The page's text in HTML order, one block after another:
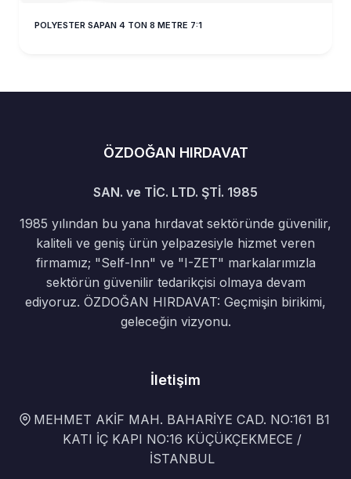
POLYESTER SAPAN 4 TON 8 METRE 7:1
ÖZDOĞAN HIRDAVAT
SAN. ve TİC. LTD. ŞTİ. 1985
1985 yılından bu yana hırdavat sektöründe güvenilir,
kaliteli ve geniş ürün yelpazesiyle hizmet veren
firmamız; "Self-Inn" ve "I-ZET" markalarımızla
sektörün güvenilir tedarikçisi olmaya devam
ediyoruz. ÖZDOĞAN HIRDAVAT: Geçmişin birikimi,
geleceğin vizyonu.
İletişim
MEHMET AKİF MAH. BAHARİYE CAD. NO:161 B1
KATI İÇ KAPI NO:16 KÜÇÜKÇEKMECE /
İSTANBUL